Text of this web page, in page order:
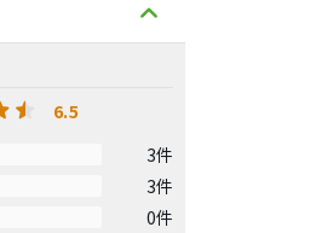
6.5
3件
3件
0件